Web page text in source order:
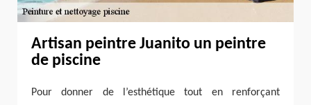
Artisan peintre Juanito un peintre
de piscine
Pour donner de l’esthétique tout en renforçant